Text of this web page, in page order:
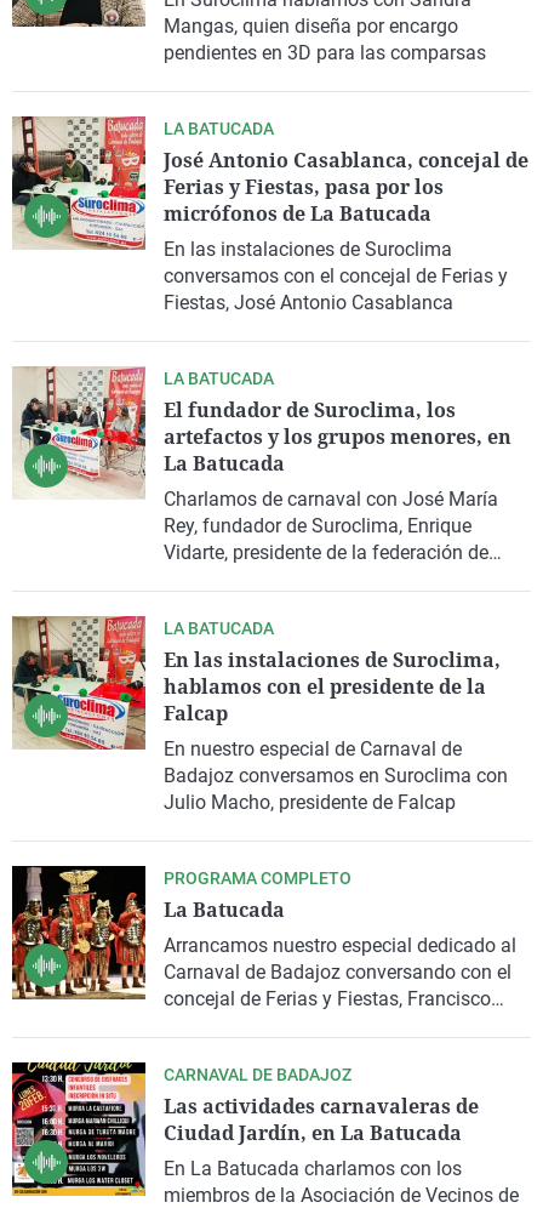
La rosa de los vientos
Gente viajera
Caso
Retornados
Operación Viuda
Extremadura
Galicia
Navarra
País Vasco
Virales
Televisión
Mangas, quien diseña por encargo
pendientes en 3D para las comparsas
LA BATUCADA
José Antonio Casablanca, concejal de
Ferias y Fiestas, pasa por los
micrófonos de La Batucada
En las instalaciones de Suroclima
conversamos con el concejal de Ferias y
Fiestas, José Antonio Casablanca
LA BATUCADA
El fundador de Suroclima, los
artefactos y los grupos menores, en
La Batucada
Charlamos de carnaval con José María
Rey, fundador de Suroclima, Enrique
Vidarte, presidente de la federación de
LA BATUCADA
En las instalaciones de Suroclima,
hablamos con el presidente de la
Falcap
En nuestro especial de Carnaval de
Badajoz conversamos en Suroclima con
Julio Macho, presidente de Falcap
PROGRAMA COMPLETO
La Batucada
Arrancamos nuestro especial dedicado al
Carnaval de Badajoz conversando con el
concejal de Ferias y Fiestas, Francisco
por sus actividades de cara a la fiesta
grande de la ciudad
CARNAVAL DE BADAJOZ
Las actividades carnavaleras de
Ciudad Jardín, en La Batucada
En La Batucada charlamos con los
miembros de la Asociación de Vecinos de